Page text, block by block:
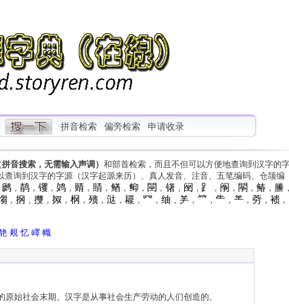
拼音检索 偏旁检索 申请收录
音搜索，无需输入声调） 和部首检索，而且不但可以方便地查询到汉字的
询到汉字的字源（汉字起源来历）、真人发音、注音、五笔编码、仓颉编
䴘， 䴖， 䦆， 䴔， 䞍， 䝼， 䲡 ， 䲟 ， 䦟 ， 䦃， 䦷 ， ⻊ ， 䦶 ， 䦛 ， 䲠 ， 䲢 ，
， 㧏 ， 㩳， 㧐 ， 㭎 ， 㱮， 㳠 ， 䎱 ， ⺳ ， 䌷 ， ⺶， ⺮ ， ⺧， ⺷， 䓖， 䙌，
覢 忆 嶧 幟
始社会末期。汉字是从事社会生产劳动的人们创造的。